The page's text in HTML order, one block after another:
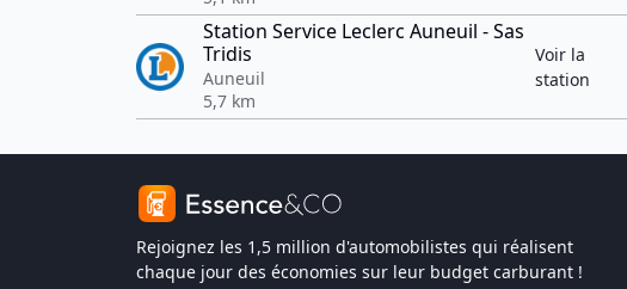
Station Service Leclerc Auneuil - Sas
Tridis
Auneuil
5,7 km
Voir la
station
Rejoignez les 1,5 million d'automobilistes qui réalisent
chaque jour des économies sur leur budget carburant !